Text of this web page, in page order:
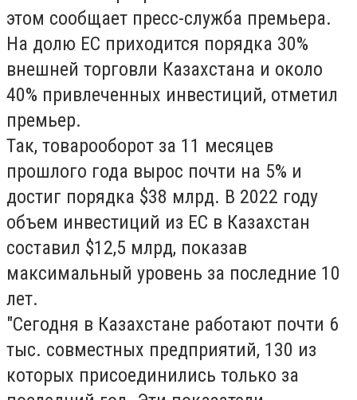
этом сообщает пресс-служба премьера.
На долю ЕС приходится порядка 30%
внешней торговли Казахстана и около
40% привлеченных инвестиций, отметил
премьер.
Так, товарооборот за 11 месяцев
прошлого года вырос почти на 5% и
достиг порядка $38 млрд. В 2022 году
объем инвестиций из ЕС в Казахстан
составил $12,5 млрд, показав
максимальный уровень за последние 10
лет.
"Сегодня в Казахстане работают почти 6
тыс. совместных предприятий, 130 из
которых присоединились только за